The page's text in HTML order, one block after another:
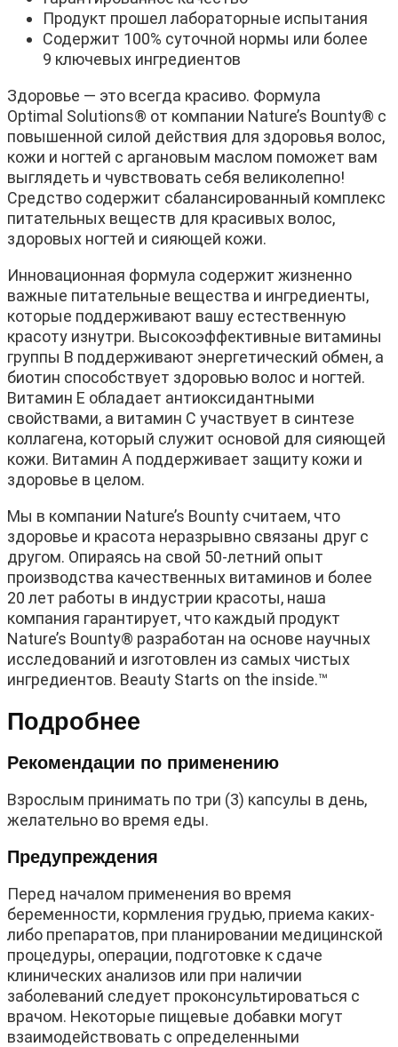
Продукт прошел лабораторные испытания
Содержит 100% суточной нормы или более
9 ключевых ингредиентов
Здоровье — это всегда красиво. Формула
Optimal Solutions® от компании Nature’s Bounty® с
повышенной силой действия для здоровья волос,
кожи и ногтей с аргановым маслом поможет вам
выглядеть и чувствовать себя великолепно!
Средство содержит сбалансированный комплекс
питательных веществ для красивых волос,
здоровых ногтей и сияющей кожи.
Инновационная формула содержит жизненно
важные питательные вещества и ингредиенты,
которые поддерживают вашу естественную
красоту изнутри. Высокоэффективные витамины
группы B поддерживают энергетический обмен, а
биотин способствует здоровью волос и ногтей.
Витамин E обладает антиоксидантными
свойствами, а витамин C участвует в синтезе
коллагена, который служит основой для сияющей
кожи. Витамин A поддерживает защиту кожи и
здоровье в целом.
Мы в компании Nature’s Bounty считаем, что
здоровье и красота неразрывно связаны друг с
другом. Опираясь на свой 50-летний опыт
производства качественных витаминов и более
20 лет работы в индустрии красоты, наша
компания гарантирует, что каждый продукт
Nature’s Bounty® разработан на основе научных
исследований и изготовлен из самых чистых
ингредиентов. Beauty Starts on the inside.™
Подробнее
Рекомендации по применению
Взрослым принимать по три (3) капсулы в день,
желательно во время еды.
Предупреждения
Перед началом применения во время
беременности, кормления грудью, приема каких-
либо препаратов, при планировании медицинской
процедуры, операции, подготовке к сдаче
клинических анализов или при наличии
заболеваний следует проконсультироваться с
врачом. Некоторые пищевые добавки могут
взаимодействовать с определенными